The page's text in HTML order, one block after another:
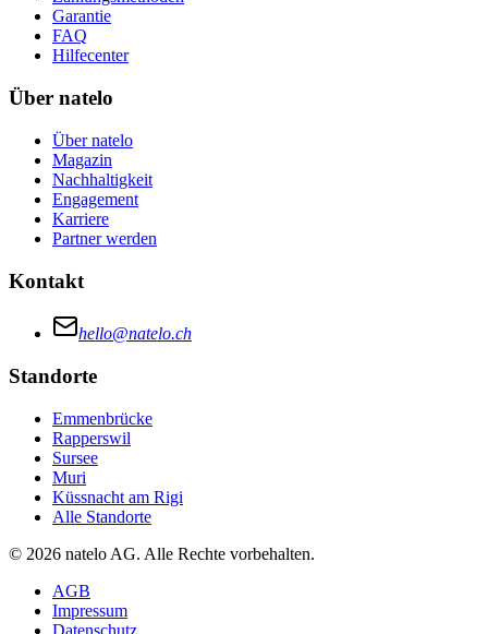
Garantie
FAQ
Hilfecenter
Über natelo
Über natelo
Magazin
Nachhaltigkeit
Engagement
Karriere
Partner werden
Kontakt
hello@natelo.ch
Standorte
Emmenbrücke
Rapperswil
Sursee
Muri
Küssnacht am Rigi
Alle Standorte
© 2026 natelo AG. Alle Rechte vorbehalten.
AGB
Impressum
Datenschutz